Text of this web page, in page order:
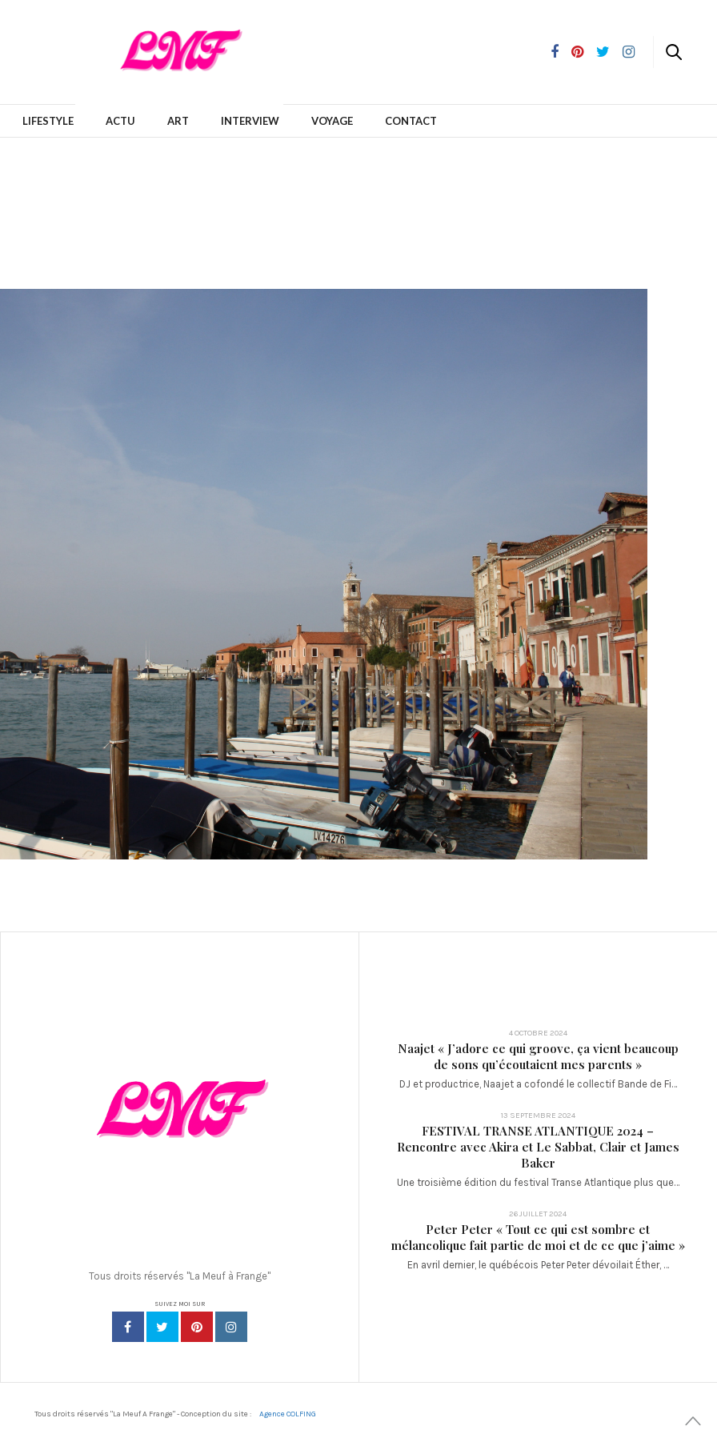
LIFESTYLE ACTU ART INTERVIEW VOYAGE CONTACT
Tous droits réservés "La Meuf à Frange"
SUIVEZ MOI SUR
4 OCTOBRE 2024
Naajet « J’adore ce qui groove, ça vient beaucoup
de sons qu’écoutaient mes parents »
DJ et productrice, Naajet a cofondé le collectif Bande de Fi…
13 SEPTEMBRE 2024
FESTIVAL TRANSE ATLANTIQUE 2024 –
Rencontre avec Akira et Le Sabbat, Clair et James
Baker
Une troisième édition du festival Transe Atlantique plus que…
26 JUILLET 2024
Peter Peter « Tout ce qui est sombre et
mélancolique fait partie de moi et de ce que j’aime »
En avril dernier, le québécois Peter Peter dévoilait Éther, …
Tous droits réservés "La Meuf A Frange" - Conception du site : Agence COLFING